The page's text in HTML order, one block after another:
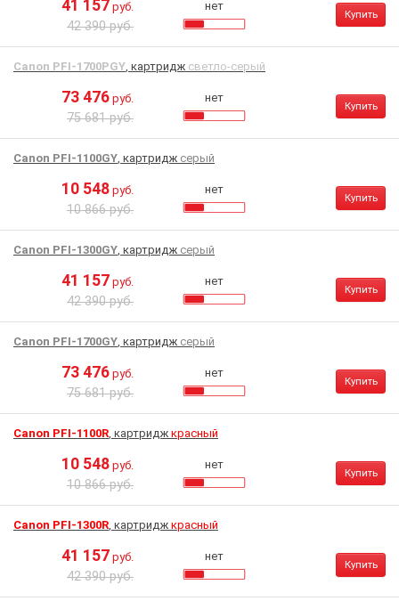
41 157 руб.
42 390 руб.
нет
Купить
Canon PFI-1700PGY, картридж светло-серый
73 476 руб.
75 681 руб.
нет
Купить
Canon PFI-1100GY, картридж серый
10 548 руб.
10 866 руб.
нет
Купить
Canon PFI-1300GY, картридж серый
41 157 руб.
42 390 руб.
нет
Купить
Canon PFI-1700GY, картридж серый
73 476 руб.
75 681 руб.
нет
Купить
Canon PFI-1100R, картридж красный
10 548 руб.
10 866 руб.
нет
Купить
Canon PFI-1300R, картридж красный
41 157 руб.
42 390 руб.
нет
Купить